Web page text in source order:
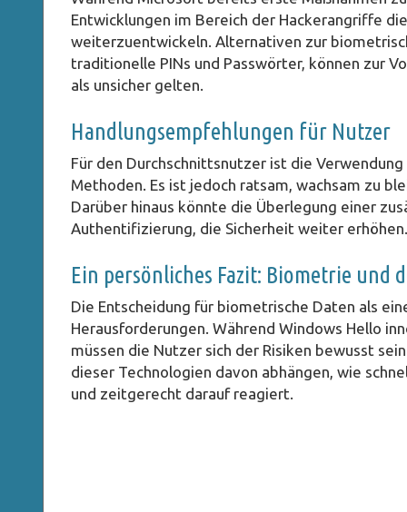
Entwicklungen im Bereich der Hackerangriffe
weiterzuentwickeln. Alternativen zur
traditionelle PINs und Passwörter, können zur
als unsicher gelten.
Handlungsempfehlungen für Nutzer
Für den Durchschnittsnutzer ist die
Methoden. Es ist jedoch ratsam, wachsam zu
Darüber hinaus könnte die Überlegung einer
Authentifizierung, die Sicherheit weiter erhöhen.
Ein persönliches Fazit: Biometrie und
Die Entscheidung für biometrische Daten als
Herausforderungen. Während Windows Hello
müssen die Nutzer sich der Risiken bewusst
dieser Technologien davon abhängen, wie
und zeitgerecht darauf reagiert.